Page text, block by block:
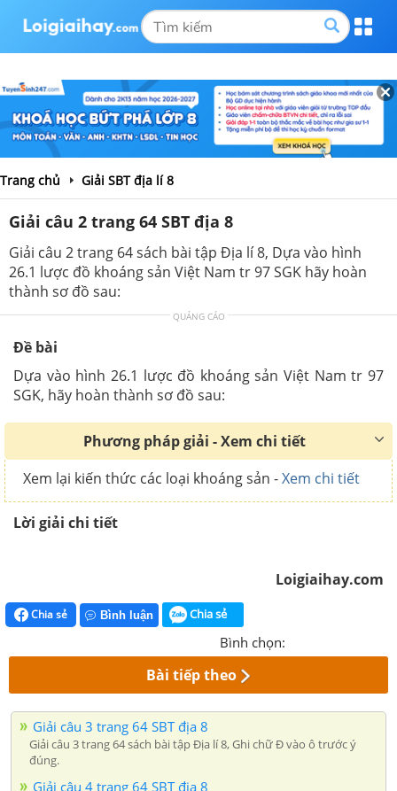
Trang chủ Giải SBT địa lí 8
Giải câu 2 trang 64 SBT địa 8
Giải câu 2 trang 64 sách bài tập Địa lí 8, Dựa vào hình
26.1 lược đồ khoáng sản Việt Nam tr 97 SGK hãy hoàn
thành sơ đồ sau:
QUẢNG CÁO
Đề bài
Dựa vào hình 26.1 lược đồ khoáng sản Việt Nam tr 97
SGK, hãy hoàn thành sơ đồ sau:
Phương pháp giải - Xem chi tiết
Xem lại kiến thức các loại khoáng sản -Xem chi tiết
Lời giải chi tiết
Loigiaihay.com
Chia sẻ Bình luận Chia sẻ
Bình chọn:
Bài tiếp theo
Giải câu 3 trang 64 SBT địa 8
Giải câu 3 trang 64 sách bài tập Địa lí 8, Ghi chữ Đ vào ô trước ý
đúng.
Giải câu 4 trang 64 SBT địa 8